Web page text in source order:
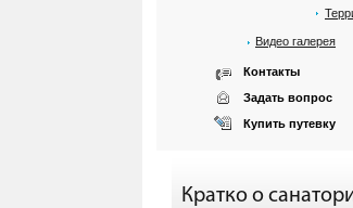
Видео галерея
Контакты
Задать вопрос
Купить путевку
Кратко о